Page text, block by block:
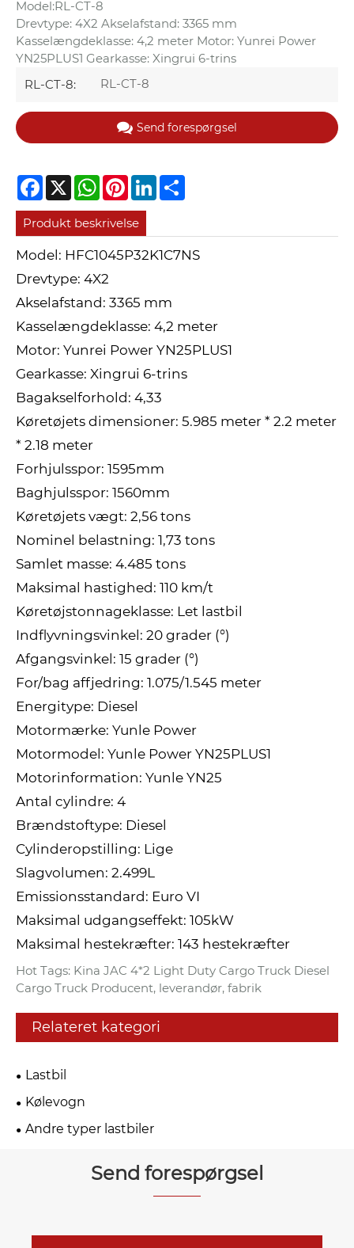
Model:RL-CT-8
Drevtype: 4X2 Akselafstand: 3365 mm
Kasselængdeklasse: 4,2 meter Motor: Yunrei Power
YN25PLUS1 Gearkasse: Xingrui 6-trins
RL-CT-8:
RL-CT-8
Send forespørgsel
Facebook
X WhatsApp
PinterestLinkedIn
Produkt beskrivelse
Model: HFC1045P32K1C7NS
Drevtype: 4X2
Akselafstand: 3365 mm
Kasselængdeklasse: 4,2 meter
Motor: Yunrei Power YN25PLUS1
Gearkasse: Xingrui 6-trins
Bagakselforhold: 4,33
Køretøjets dimensioner: 5.985 meter * 2.2 meter
* 2.18 meter
Forhjulsspor: 1595mm
Baghjulsspor: 1560mm
Køretøjets vægt: 2,56 tons
Nominel belastning: 1,73 tons
Samlet masse: 4.485 tons
Maksimal hastighed: 110 km/t
Køretøjstonnageklasse: Let lastbil
Indflyvningsvinkel: 20 grader (°)
Afgangsvinkel: 15 grader (°)
For/bag affjedring: 1.075/1.545 meter
Energitype: Diesel
Motormærke: Yunle Power
Motormodel: Yunle Power YN25PLUS1
Motorinformation: Yunle YN25
Antal cylindre: 4
Brændstoftype: Diesel
Cylinderopstilling: Lige
Slagvolumen: 2.499L
Emissionsstandard: Euro VI
Maksimal udgangseffekt: 105kW
Maksimal hestekræfter: 143 hestekræfter
Hot Tags: Kina JAC 4*2 Light Duty Cargo Truck Diesel
Cargo Truck Producent, leverandør, fabrik
Relateret kategori
Lastbil
Kølevogn
Andre typer lastbiler
Send forespørgsel